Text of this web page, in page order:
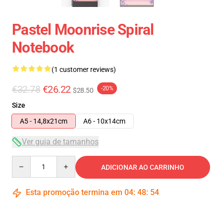
Pastel Moonrise Spiral
Notebook
(1 customer reviews)
€32.78 €26.22 $28.50 -20%
Size
A5 - 14,8x21cm
A6 - 10x14cm
Ver guia de tamanhos
ADICIONAR AO CARRINHO
Esta promoção termina em 04: 48: 54